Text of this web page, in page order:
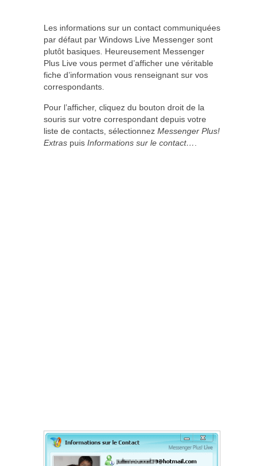
Les informations sur un contact communiquées
par défaut par Windows Live Messenger sont
plutôt basiques. Heureusement Messenger
Plus Live vous permet d’afficher une véritable
fiche d’information vous renseignant sur vos
correspondants.
Pour l’afficher, cliquez du bouton droit de la
souris sur votre correspondant depuis votre
liste de contacts, sélectionnez Messenger Plus!
Extras puis Informations sur le contact…